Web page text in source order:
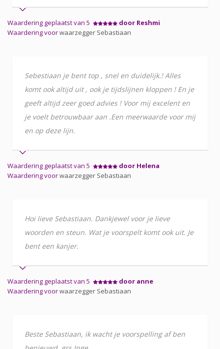
Waardering geplaatst van 5
door Reshmi
Waardering voorwaarzegger Sebastiaan
Sebestiaan je bent top , snel en duidelijk.! Alles
komt ook altijd uit , ook je tijdslijnen kloppen ! En je
geeft altijd zeer goed advies ! Voor mij excelent en
je voelt betrouwbaar aan .Een meerwaarde voor mij
en op deze lijn.
Waardering geplaatst van 5
door Helena
Waardering voorwaarzegger Sebastiaan
Hoi lieve Sebastiaan. Dankjewel voor je lieve
woorden en steun. Wat je voorspelt komt ook uit. Je
bent een kanjer.
Waardering geplaatst van 5
door anne
Waardering voorwaarzegger Sebastiaan
Beste Sebastiaan, ik wacht je voorspelling af ben